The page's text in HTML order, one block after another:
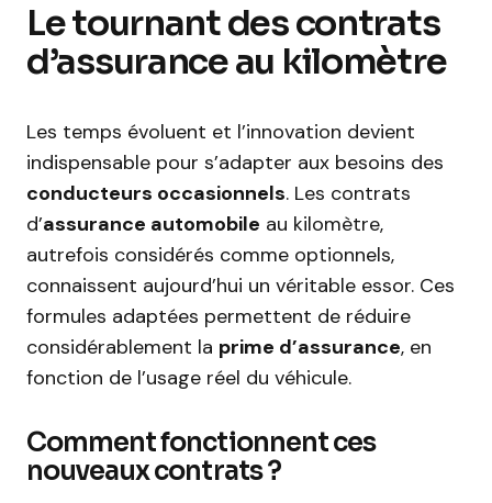
Le tournant des contrats
d’assurance au kilomètre
Les temps évoluent et l’innovation devient
indispensable pour s’adapter aux besoins des
conducteurs occasionnels. Les contrats
d’assurance automobile au kilomètre,
autrefois considérés comme optionnels,
connaissent aujourd’hui un véritable essor. Ces
formules adaptées permettent de réduire
considérablement la prime d’assurance, en
fonction de l’usage réel du véhicule.
Comment fonctionnent ces
nouveaux contrats ?